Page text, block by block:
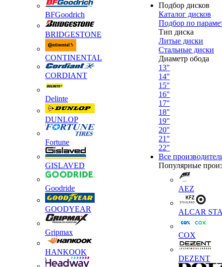
BFGoodrich
BRIDGESTONE
CONTINENTAL
CORDIANT
Delinte
DUNLOP
Fortune
GISLAVED
Goodride
GOODYEAR
Gripmax
HANKOOK
Подбор дисков
Каталог дисков
Подбор по
Тип диска
Литые диски
Стальные диски
Диаметр обода
13"
14"
15"
16"
17"
18"
19"
20"
21"
22"
Все
Популярные
AEZ
ALCAR
COX
DEZENT